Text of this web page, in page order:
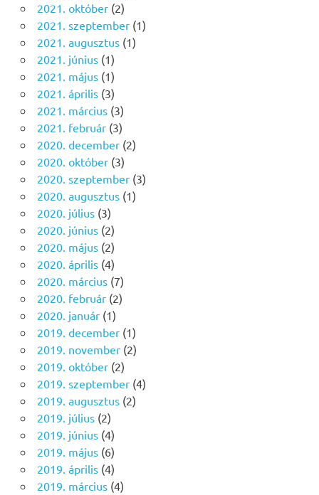
2021. október(2)
2021. szeptember(1)
2021. augusztus(1)
2021. június(1)
2021. május(1)
2021. április(3)
2021. március(3)
2021. február(3)
2020. december(2)
2020. október(3)
2020. szeptember(3)
2020. augusztus(1)
2020. július(3)
2020. június(2)
2020. május(2)
2020. április(4)
2020. március(7)
2020. február(2)
2020. január(1)
2019. december(1)
2019. november(2)
2019. október(2)
2019. szeptember(4)
2019. augusztus(2)
2019. július(2)
2019. június(4)
2019. május(6)
2019. április(4)
2019. március(4)